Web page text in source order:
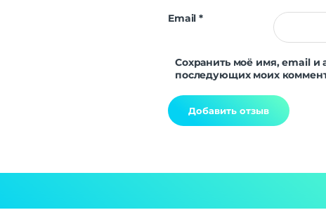
Email*
Сохранить моё имя, email и
последующих моих